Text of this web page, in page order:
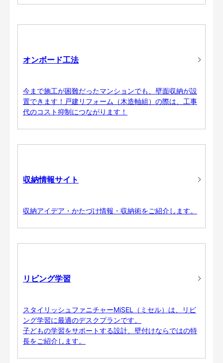
オンボード工法
今まで施工が困難だったマンションでも、壁面収納が設
置できます！戸建リフォーム（木造軸組）の際は、工事
代のコスト抑制につながります！
収納情報サイト
収納アイデア・かたづけ情報・収納術をご紹介します。
リビング学習
スタイリッシュファニチャーMiSEL（ミセル）は、リビ
ング学習に最適のデスクプランです。
子どもの学習をサポートする設計、壁付けならではの特
長をご紹介します。